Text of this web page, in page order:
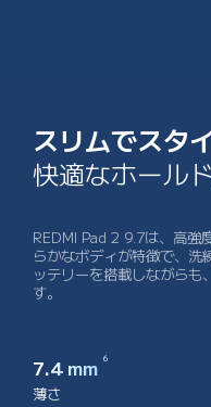
スリムでスタ
快適なホール
REDMI Pad 2 9.7は、高強
らかなボディが特徴で、洗
ッテリーを搭載しながらも
す。
7.4 mm 6
薄さ